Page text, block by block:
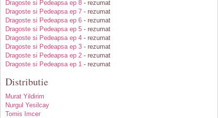
Dragoste si Pedeapsa ep 8 - rezumat
Dragoste si Pedeapsa ep 7 - rezumat
Dragoste si Pedeapsa ep 6 - rezumat
Dragoste si Pedeapsa ep 5 - rezumat
Dragoste si Pedeapsa ep 4 - rezumat
Dragoste si Pedeapsa ep 3 - rezumat
Dragoste si Pedeapsa ep 2 - rezumat
Dragoste si Pedeapsa ep 1 - rezumat
Distributie
Murat Yildirim
Nurgul Yesilcay
Tomis Imcer